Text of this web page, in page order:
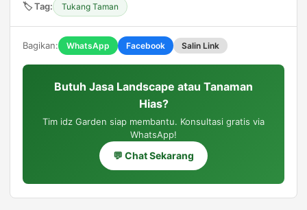
🏷️ Tag: Tukang Taman
Bagikan: WhatsApp Facebook Salin Link
Butuh Jasa Landscape atau Tanaman
Hias?
Tim idz Garden siap membantu. Konsultasi gratis via
WhatsApp!
💬 Chat Sekarang